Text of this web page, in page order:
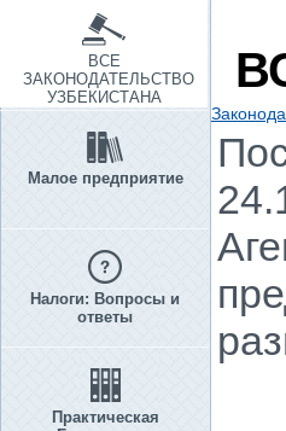
ВСЕ
ЗАКОНОДАТЕЛЬСТВО
УЗБЕКИСТАНА
Малое предприятие
Налоги: Вопросы и
ответы
Практическая